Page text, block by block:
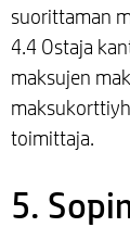
suorittaman
4.4 Ostaja
maksujen
toimittaja.
5.